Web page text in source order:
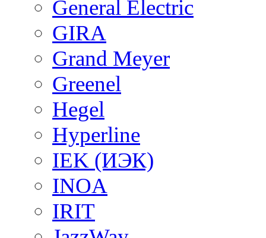
General Electric
GIRA
Grand Meyer
Greenel
Hegel
Hyperline
IEK (ИЭК)
INOA
IRIT